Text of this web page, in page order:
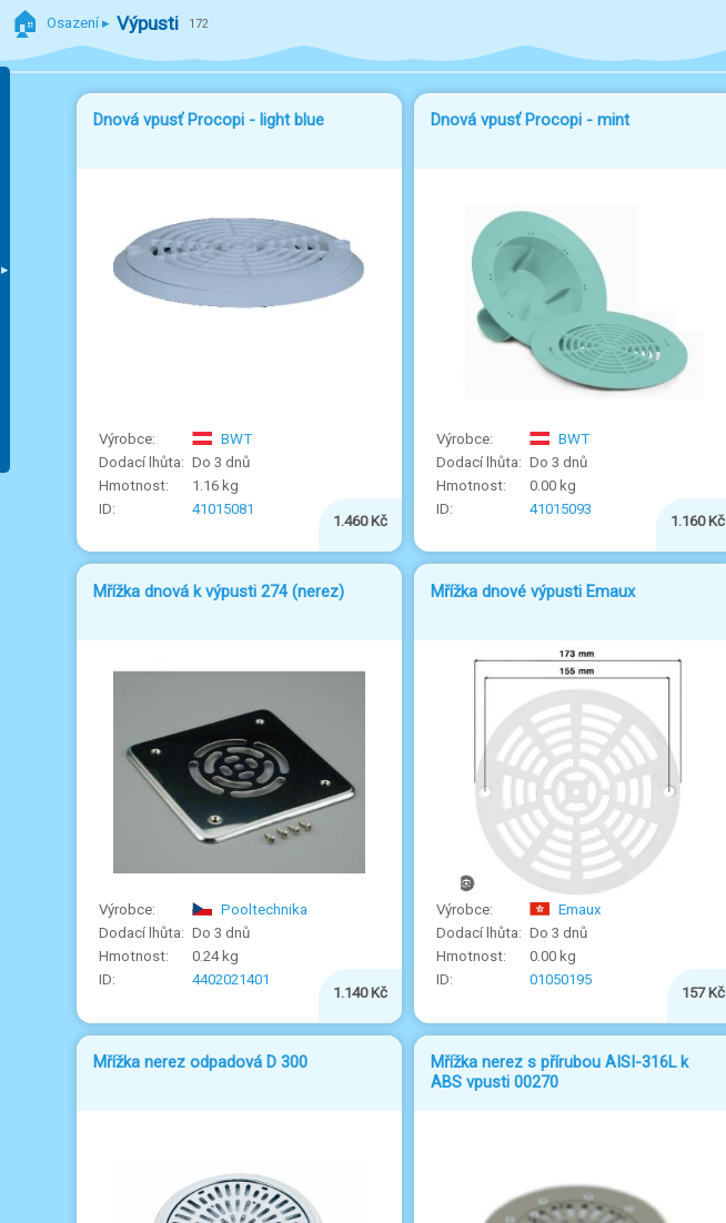
Dnová vpusť Procopi - light blue
BWT
Do 3 dnů
1.16 kg
41015081
1.460 Kč
Dnová vpusť Procopi - mint
BWT
Do 3 dnů
0.00 kg
41015093
1.160 Kč
Mřížka dnová k výpusti 274 (nerez)
Pooltechnika
Do 3 dnů
0.24 kg
4402021401
1.140 Kč
Mřížka dnové výpusti Emaux
Emaux
Do 3 dnů
0.00 kg
01050195
157 Kč
Mřížka nerez odpadová D 300
Mřížka nerez s přírubou AISI-316L k
ABS vpusti 00270
🏠 Osazení Výpusti 172